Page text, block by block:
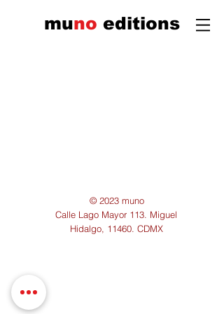
muno editions
© 2023 muno
Calle Lago Mayor 113. Miguel
Hidalgo, 11460. CDMX